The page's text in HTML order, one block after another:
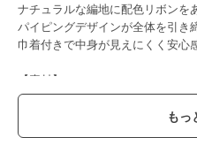
ナチュラルな編地に配色リボンを
パイピングデザインが全体を引き
巾着付きで中身が見えにくく安
【素材】
軽量で丈夫なので扱いやすいです
また、毛羽立ちにくく、きれい見